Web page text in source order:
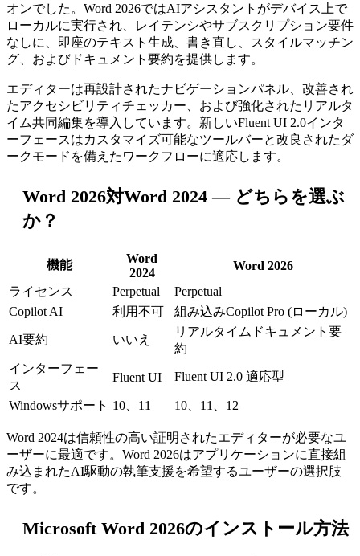
オンでした。Word 2026ではAIアシスタントがデバイス上で
ローカルに実行され、レイテンシやサブスクリプション要件
なしに、即座のテキスト生成、書き直し、スタイルマッチン
グ、およびドキュメント要約を提供します。
エディターは再設計されたナビゲーションパネル、改善され
たアクセシビリティチェッカー、および強化されたリアルタ
イム共同編集を導入しています。新しいFluent UI 2.0インタ
ーフェースはカスタマイズ可能なツールバーと改良されたダ
ークモードを備えたワークフローに適応します。
Word 2026対Word 2024 — どちらを選ぶ
か？
機能
Word
2024
Word 2026
ライセンス
Perpetual
Perpetual
Copilot AI
利用不可 組み込みCopilot Pro (ローカル)
AI要約 いいえ
リアルタイムドキュメント要
約
インターフェー
ス
Fluent UI Fluent UI 2.0 適応型
Windowsサポート 10、11 10、11、12
Word 2024は信頼性の高い証明されたエディターが必要なユ
ーザーに最適です。Word 2026はアプリケーションに直接組
み込まれたAI駆動の執筆支援を希望するユーザーの選択肢
です。
Microsoft Word 2026のインストール方法